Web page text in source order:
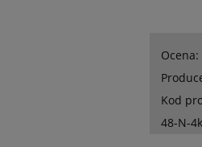
Ocena:
Kod
48-N-4k